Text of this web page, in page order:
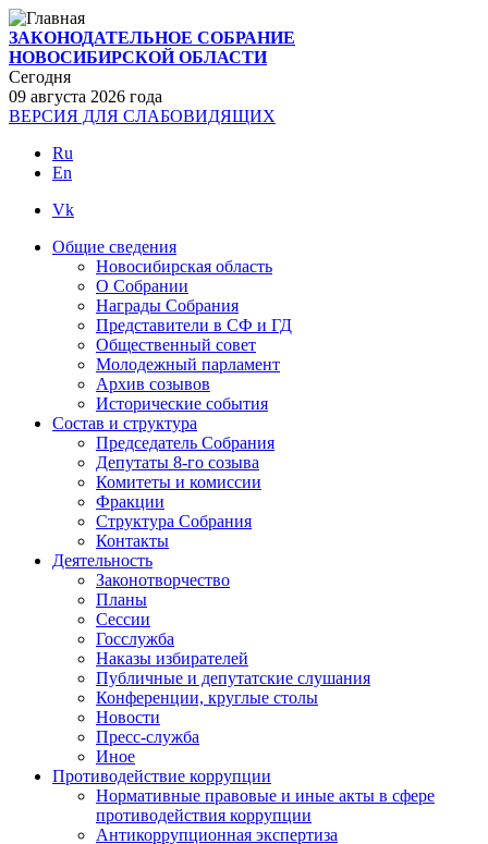
ЗАКОНОДАТЕЛЬНОЕ СОБРАНИЕ
НОВОСИБИРСКОЙ ОБЛАСТИ
Сегодня
09 августа 2026 года
ВЕРСИЯ ДЛЯ СЛАБОВИДЯЩИХ
Ru
En
Vk
Общие сведения
Новосибирская область
О Cобрании
Награды Собрания
Представители в СФ и ГД
Общественный совет
Молодежный парламент
Архив созывов
Исторические события
Состав и структура
Председатель Собрания
Депутаты 8-го созыва
Комитеты и комиссии
Фракции
Структура Собрания
Контакты
Деятельность
Законотворчество
Планы
Сессии
Госслужба
Наказы избирателей
Публичные и депутатские слушания
Конференции, круглые столы
Новости
Пресс-служба
Иное
Противодействие коррупции
Нормативные правовые и иные акты в сфере
противодействия коррупции
Антикоррупционная экспертиза